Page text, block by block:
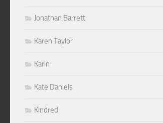
Jonathan Barrett
Karen Taylor
Karin
Kate Daniels
Kindred